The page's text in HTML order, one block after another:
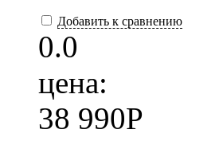
Добавить к сравнению
0.0
цена:
38 990P